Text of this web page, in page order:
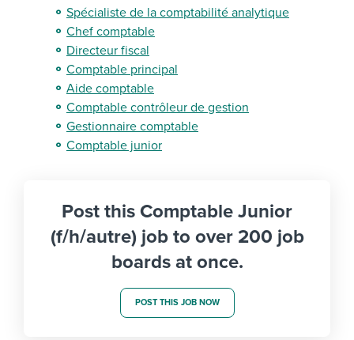
Spécialiste de la comptabilité analytique
Chef comptable
Directeur fiscal
Comptable principal
Aide comptable
Comptable contrôleur de gestion
Gestionnaire comptable
Comptable junior
Post this Comptable Junior
(f/h/autre) job to over 200 job
boards at once.
POST THIS JOB NOW